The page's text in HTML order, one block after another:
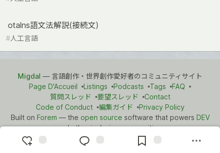
otalns語文法解説(接続文)
#人工言語
Migdal — 言語創作・世界創作愛好者のコミュニティサイト
Page D'Accueil
Listings Podcasts Tags
FAQ
質問スレッド
要望スレッド
Contact
Code of Conduct
編集ガイド
Privacy Policy
Built on Forem — the open source software that powers DEV
and other inclusive communities.
Made with love andRuby on Rails . Migdal©2021 - 2026.